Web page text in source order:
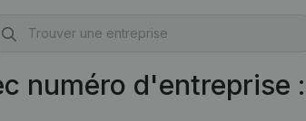
numéro d'entreprise